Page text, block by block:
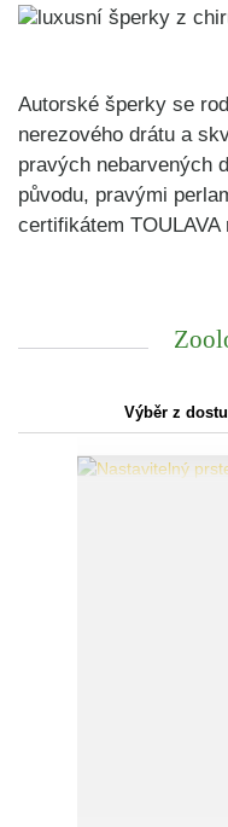
Autorské šperky se
nerezového drátu a
pravých nebarvených
původu, pravými
certifikátem
Výběr z